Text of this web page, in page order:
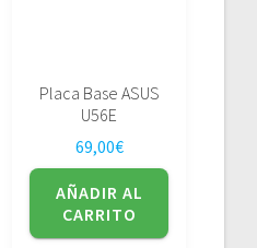
Placa Base ASUS
U56E
69,00€
AÑADIR AL
CARRITO